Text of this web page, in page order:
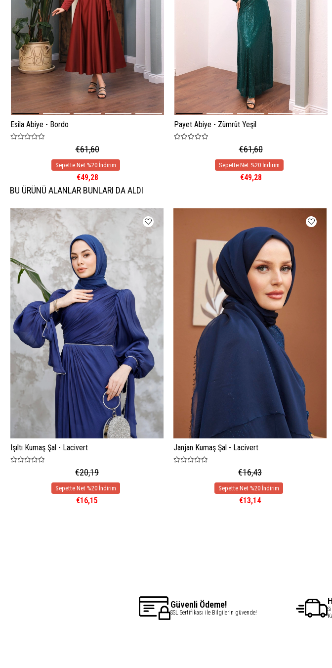
Esila Abiye - Bordo
€61,60
€49,28
Payet Abiye - Zümrüt Yeşil
€61,60
€49,28
BU ÜRÜNÜ ALANLAR BUNLARI DA ALDI
Işıltı Kumaş Şal - Lacivert
€20,19
€16,15
Janjan Kumaş Şal - Lacivert
€16,43
€13,14
Güvenli Ödeme!
SSL Sertifikası ile Bilgilerin güvende!